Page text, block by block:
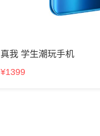
真我 学生潮玩手机
¥1399